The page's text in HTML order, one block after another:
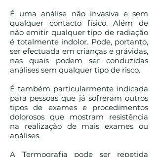
É uma análise não invasiva e sem
qualquer contacto físico. Além de
não emitir qualquer tipo de radiação
é totalmente indolor. Pode, portanto,
ser efectuada em crianças e grávidas,
nas quais podem ser conduzidas
análises sem qualquer tipo de risco.
É também particularmente indicada
para pessoas que já sofreram outros
tipos de exames e procedimentos
dolorosos que mostram resistência
na realização de mais exames ou
análises.
A Termografia pode ser repetida